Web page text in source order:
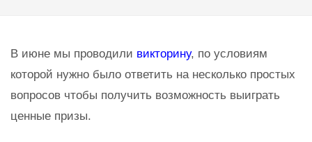
В июне мы проводили викторину, по условиям
которой нужно было ответить на несколько простых
вопросов чтобы получить возможность выиграть
ценные призы.